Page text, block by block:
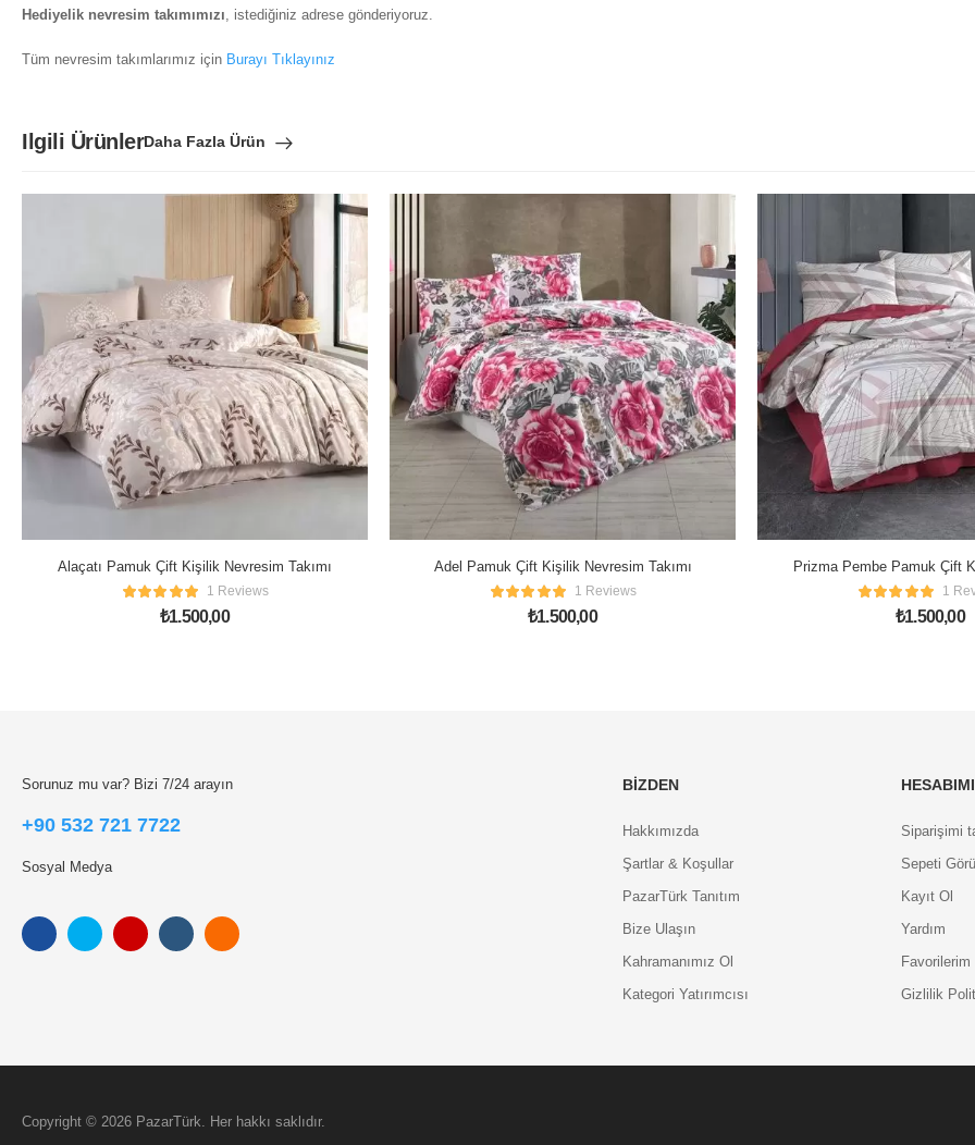
Hediyelik nevresim takımımızı, istediğiniz adrese gönderiyoruz.
Tüm nevresim takımlarımız için Burayı Tıklayınız
Ilgili ÜrünlerDaha Fazla Ürün
Alaçatı Pamuk Çift Kişilik Nevresim Takımı
1 Reviews
₺1.500,00
Adel Pamuk Çift Kişilik Nevresim Takımı
1 Reviews
₺1.500,00
Prizma Pembe Pamuk Çift
Takımı1
₺1.500,00
Sorunuz mu var? Bizi 7/24 arayın
+90 532 721 7722
Sosyal Medya
BIZDEN
Hakkımızda
Şartlar & Koşullar
PazarTürk Tanıtım
Bize Ulaşın
Kahramanımız Ol
Kategori Yatırımcısı
Siparişimi
Sepeti
Kayıt Ol
Yardım
Favorilerim
Gizlilik
Copyright © 2026 PazarTürk. Her hakkı saklıdır.